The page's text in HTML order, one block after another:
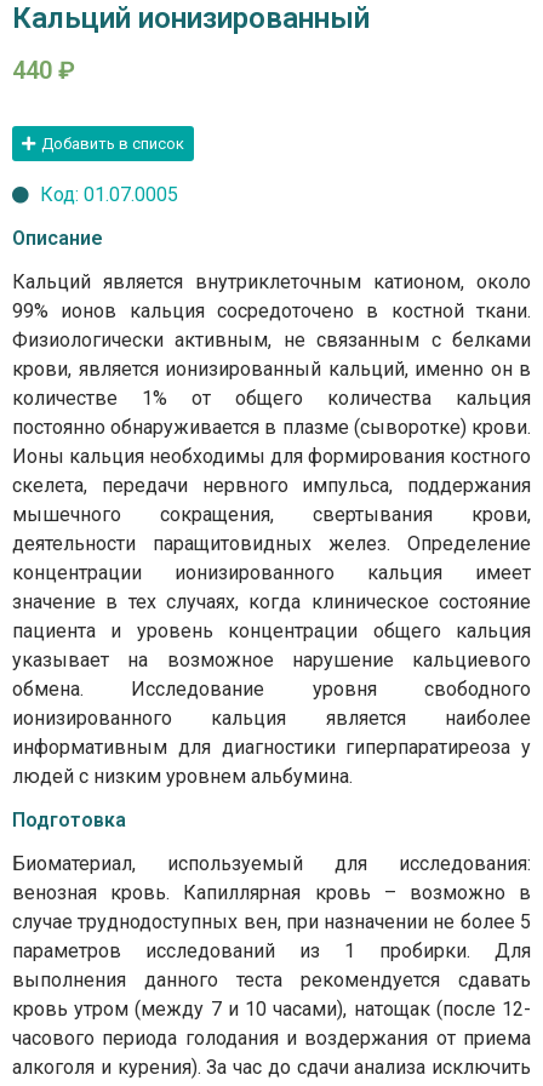
Кальций ионизированный
440 ₽
Добавить в список
Код: 01.07.0005
Описание
Кальций является внутриклеточным катионом, около
99% ионов кальция сосредоточено в костной ткани.
Физиологически активным, не связанным с белками
крови, является ионизированный кальций, именно он в
количестве 1% от общего количества кальция
постоянно обнаруживается в плазме (сыворотке) крови.
Ионы кальция необходимы для формирования костного
скелета, передачи нервного импульса, поддержания
мышечного сокращения, свертывания крови,
деятельности паращитовидных желез. Определение
концентрации ионизированного кальция имеет
значение в тех случаях, когда клиническое состояние
пациента и уровень концентрации общего кальция
указывает на возможное нарушение кальциевого
обмена. Исследование уровня свободного
ионизированного кальция является наиболее
информативным для диагностики гиперпаратиреоза у
людей с низким уровнем альбумина.
Подготовка
Биоматериал, используемый для исследования:
венозная кровь. Капиллярная кровь – возможно в
случае труднодоступных вен, при назначении не более 5
параметров исследований из 1 пробирки. Для
выполнения данного теста рекомендуется сдавать
кровь утром (между 7 и 10 часами), натощак (после 12-
часового периода голодания и воздержания от приема
алкоголя и курения). За час до сдачи анализа исключить